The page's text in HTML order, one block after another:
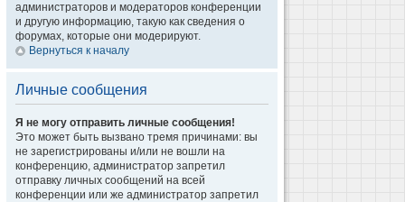
администраторов и модераторов конференции
и другую информацию, такую как сведения о
форумах, которые они модерируют.
Вернуться к началу
Личные сообщения
Я не могу отправить личные сообщения!
Это может быть вызвано тремя причинами: вы
не зарегистрированы и/или не вошли на
конференцию, администратор запретил
отправку личных сообщений на всей
конференции или же администратор запретил